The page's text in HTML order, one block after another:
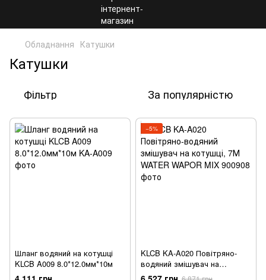
Обладнання Катушки
Катушки
Фільтр За популярністю
Шланг водяний на котушці
KLCB A009 8.0*12.0мм*10м
−5%
KLCB KA-A020 Повітряно-
водяний змішувач на
котушці, 7М WATER WAPOR